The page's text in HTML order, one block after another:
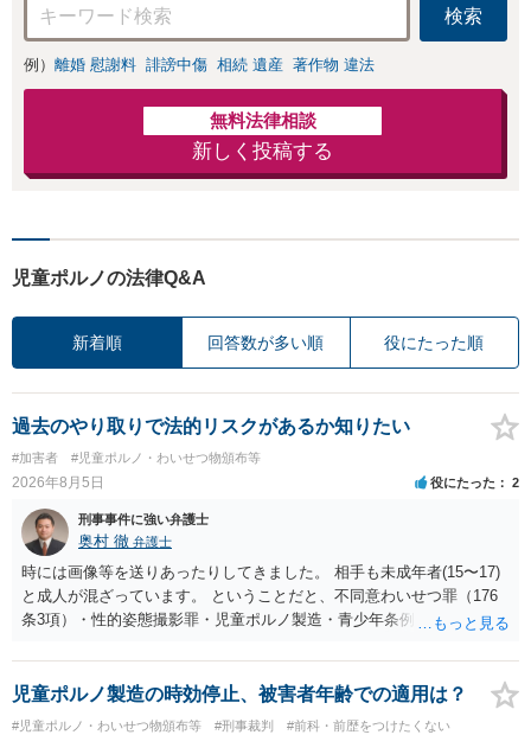
検索
例） 離婚 慰謝料 誹謗中傷 相続 遺産 著作物 違法
無料法律相談
新しく投稿する
児童ポルノの法律Q&A
新着順 回答数が多い順 役にたった順
過去のやり取りで法的リスクがあるか知りたい
#加害者 #児童ポルノ・わいせつ物頒布等
2026年8月5日 役にたった 2
刑事事件に強い弁護士
奥村 徹 弁護士
時には画像等を送りあったりしてきました。 相手も未成年者(15〜17)
と成人が混ざっています。 ということだと、不同意わいせつ罪（176
条3項）・性的姿態撮影罪・児童ポルノ製造・青少年条例違反（わいせ
で、警察にバレれば、それなりの捜査を受けるでしょう。
児童ポルノ製造の時効停止、被害者年齢での適用は？
#児童ポルノ・わいせつ物頒布等 #刑事裁判
#前科・前歴をつけたくない